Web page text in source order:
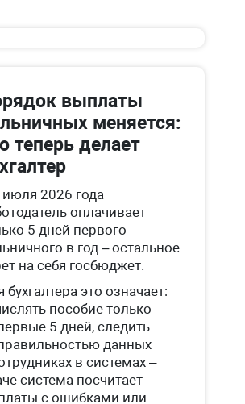
выплаты
меняется:
теперь делает
июля 2026 года
оплачивает
5 дней первого
в год – остальное
на себя госбюджет.
бухгалтера это означает:
пособие только
5 дней, следить
данных
в системах –
система посчитает
с ошибками или